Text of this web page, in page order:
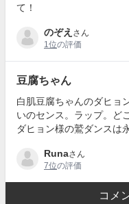
て！
のぞえ さん
1位の評価
豆腐ちゃん
白肌豆腐ちゃんのダヒョ
いのセンス。ラップ。ど
ダヒョン様の鷲ダンスは
Runaさん
7位の評価
コメ